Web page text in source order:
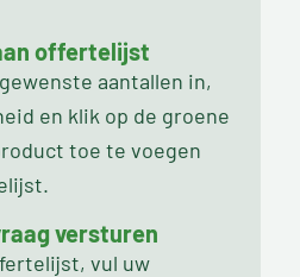
offertelijst
aantallen in,
en klik op de groene
toe te voegen
versturen
vul uw